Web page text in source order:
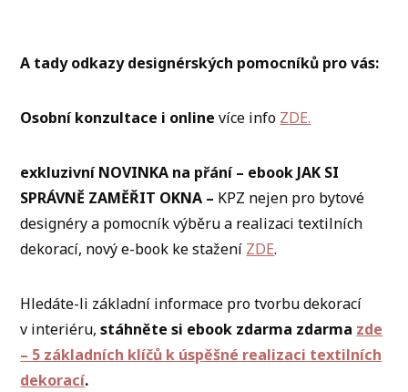
A tady odkazy designérských pomocníků pro vás:
Osobní konzultace i online více info ZDE.
exkluzivní NOVINKA na přání – ebook JAK SI
SPRÁVNĚ ZAMĚŘIT OKNA – KPZ nejen pro bytové
designéry a pomocník výběru a realizaci textilních
dekorací, nový e-book ke stažení ZDE.
Hledáte-li základní informace pro tvorbu dekorací
v interiéru,stáhněte si ebook zdarma zdarma zde
– 5 základních klíčů k úspěšné realizaci textilních
dekorací.